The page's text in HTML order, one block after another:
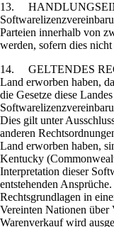
13.
Parteien innerhalb von
werden, sofern dies
14. GELTENDES
Land erworben haben,
die Gesetze diese
Dies gilt unter
anderen
Land erworben haben,
Kentucky
Interpretation dieser
entstehenden
Rechtsgrundlagen in
Vereinten Nationen über
Warenverkauf wird